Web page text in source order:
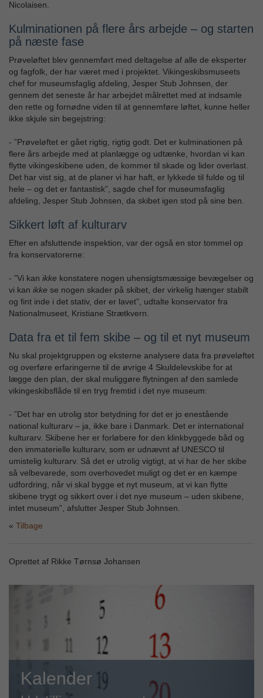
Nicolaisen.
Kulminationen på flere års arbejde – og starten
på næste fase
Prøveløftet blev gennemført med deltagelse af alle de eksperter
og fagfolk, der har været med i projektet. Vikingeskibsmuseets
chef for museumsfaglig afdeling, Jesper Stub Johnsen, der
gennem det seneste år har arbejdet målrettet med at indsamle
den rette og fornødne viden til at gennemføre løftet, kunne heller
ikke skjule sin begejstring:
- ”Prøveløftet er gået rigtig, rigtig godt. Det er kulminationen på
flere års arbejde med at planlægge og udtænke, hvordan vi kan
flytte vikingeskibene uden, de kommer til skade og lider overlast.
Det har vist sig, at de planer vi har haft, er lykkede til fulde og til
hele – og det er fantastisk”, sagde chef for museumsfaglig
afdeling, Jesper Stub Johnsen, da skibet igen stod på sine ben.
Sikkert løft af kulturarv
Efter en afsluttende inspektion, var der også en stor tommel op
fra konservatorerne:
- ”Vi kan ikke konstatere nogen uhensigtsmæssige bevægelser og
vi kan ikke se nogen skader på skibet, der virkelig hænger stabilt
og fint inde i det stativ, der er lavet”, udtalte konservator fra
Nationalmuseet, Kristiane Strætkvern.
Data fra et til fem skibe – og til et nyt museum
Nu skal projektgruppen og eksterne analysere data fra prøveløftet
og overføre erfaringerne til de øvrige 4 Skuldelevskibe for at
lægge den plan, der skal muliggøre flytningen af den samlede
vikingeskibsflåde til en tryg fremtid i det nye museum:
- ”Det har en utrolig stor betydning for det er jo enestående
national kulturarv – ja, ikke bare i Danmark. Det er international
kulturarv. Skibene her er forløbere for den klinkbyggede båd og
den immaterielle kulturarv, som er udnævnt af UNESCO til
umistelig kulturarv. Så det er utrolig vigtigt, at vi har de her skibe
så velbevarede, som overhovedet muligt og det er en kæmpe
udfordring, når vi skal bygge et nyt museum, at vi kan flytte
skibene trygt og sikkert over i det nye museum – uden skibene,
intet museum”, afslutter Jesper Stub Johnsen.
Tilbage
Oprettet af Rikke Tørnsø Johansen
Kalender